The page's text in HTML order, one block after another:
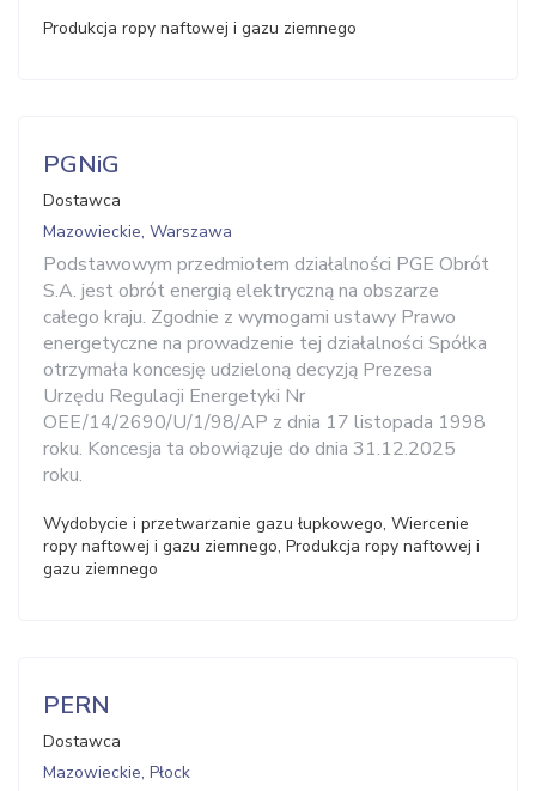
Produkcja ropy naftowej i gazu ziemnego
PGNiG
Dostawca
Mazowieckie, Warszawa
Podstawowym przedmiotem działalności PGE Obrót
S.A. jest obrót energią elektryczną na obszarze
całego kraju. Zgodnie z wymogami ustawy Prawo
energetyczne na prowadzenie tej działalności Spółka
otrzymała koncesję udzieloną decyzją Prezesa
Urzędu Regulacji Energetyki Nr
OEE/14/2690/U/1/98/AP z dnia 17 listopada 1998
roku. Koncesja ta obowiązuje do dnia 31.12.2025
roku.
Wydobycie i przetwarzanie gazu łupkowego, Wiercenie
ropy naftowej i gazu ziemnego, Produkcja ropy naftowej i
gazu ziemnego
PERN
Dostawca
Mazowieckie, Płock